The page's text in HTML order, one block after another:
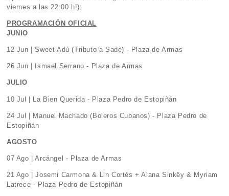
viernes a las 22:00 h!):
PROGRAMACIÓN OFICIAL
JUNIO
12 Jun | Sweet Adú (Tributo a Sade) - Plaza de Armas
26 Jun | Ismael Serrano - Plaza de Armas
JULIO
10 Jul | La Bien Querida - Plaza Pedro de Estopiñán
24 Jul | Manuel Machado (Boleros Cubanos) - Plaza Pedro de
Estopiñán
AGOSTO
07 Ago | Arcángel - Plaza de Armas
21 Ago | Josemi Carmona & Lin Cortés + Alana Sinkëy & Myriam
Latrece - Plaza Pedro de Estopiñán